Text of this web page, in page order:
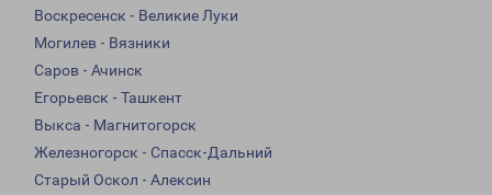
Воскресенск - Великие Луки
Могилев - Вязники
Саров - Ачинск
Егорьевск - Ташкент
Выкса - Магнитогорск
Железногорск - Спасск-Дальний
Старый Оскол - Алексин